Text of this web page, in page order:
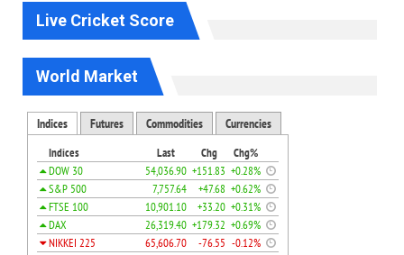
Live Cricket Score
World Market